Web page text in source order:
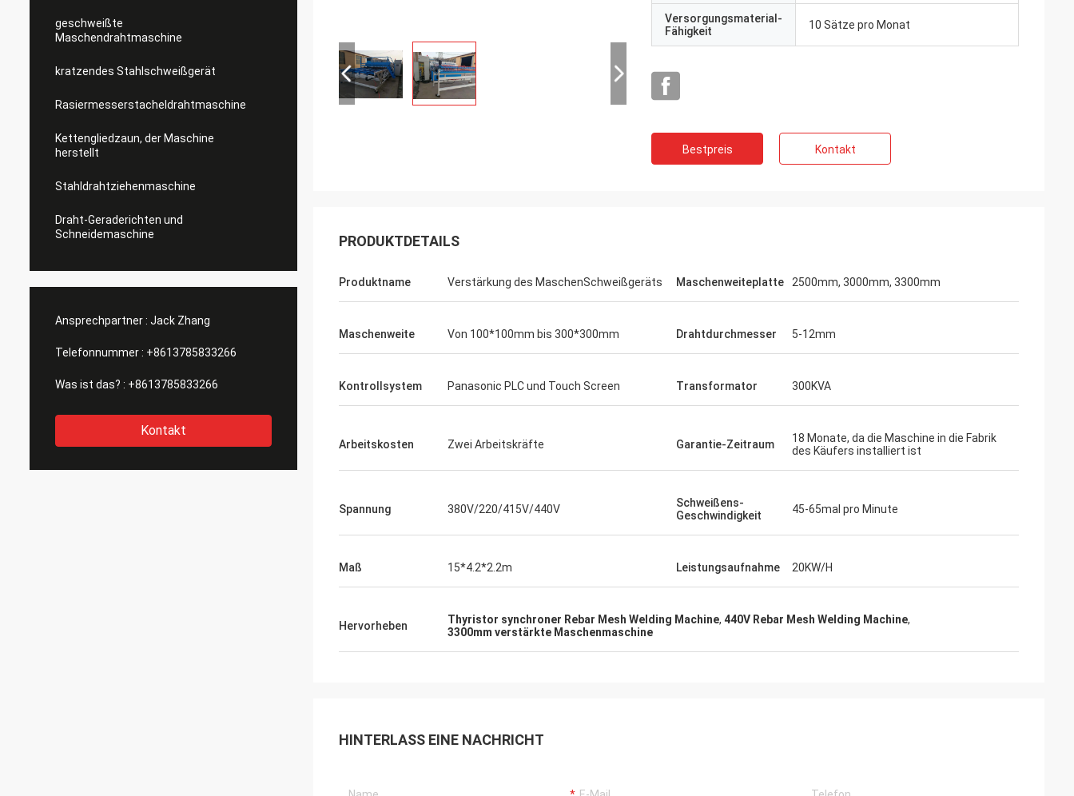
geschweißte
Maschendrahtmaschine
kratzendes Stahlschweißgerät
Rasiermesserstacheldrahtmaschine
Kettengliedzaun, der Maschine
herstellt
Stahldrahtziehenmaschine
Draht-Geraderichten und
Schneidemaschine
Ansprechpartner : Jack Zhang
Telefonnummer : +8613785833266
Was ist das? : +8613785833266
Kontakt
Versorgungsmaterial-
Fähigkeit
10 Sätze pro Monat
Bestpreis Kontakt
PRODUKTDETAILS
Produktname Verstärkung des MaschenSchweißgeräts Maschenweiteplatte 2500mm, 3000mm, 3300mm
Maschenweite Von 100*100mm bis 300*300mm Drahtdurchmesser 5-12mm
Kontrollsystem Panasonic PLC und Touch Screen Transformator 300KVA
Arbeitskosten Zwei Arbeitskräfte Garantie-Zeitraum
18 Monate, da die Maschine in die Fabrik
des Käufers installiert ist
Spannung 380V/220/415V/440V
Schweißens-
Geschwindigkeit
45-65mal pro Minute
Maß 15*4.2*2.2m Leistungsaufnahme 20KW/H
Hervorheben Thyristor synchroner Rebar Mesh Welding Machine, 440V Rebar Mesh Welding Machine,
3300mm verstärkte Maschenmaschine
HINTERLASS EINE NACHRICHT